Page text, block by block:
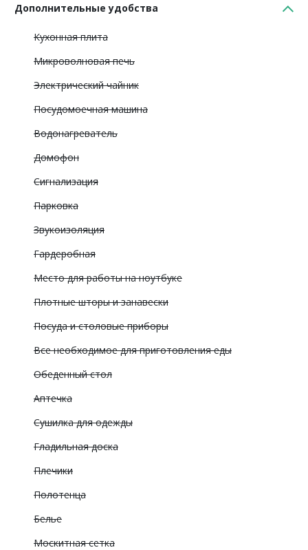
Дополнительные удобства
Кухонная плита
Микроволновая печь
Электрический чайник
Посудомоечная машина
Водонагреватель
Домофон
Сигнализация
Парковка
Звукоизоляция
Гардеробная
Место для работы на ноутбуке
Плотные шторы и занавески
Посуда и столовые приборы
Все необходимое для приготовления еды
Обеденный стол
Аптечка
Сушилка для одежды
Гладильная доска
Плечики
Полотенца
Белье
Москитная сетка